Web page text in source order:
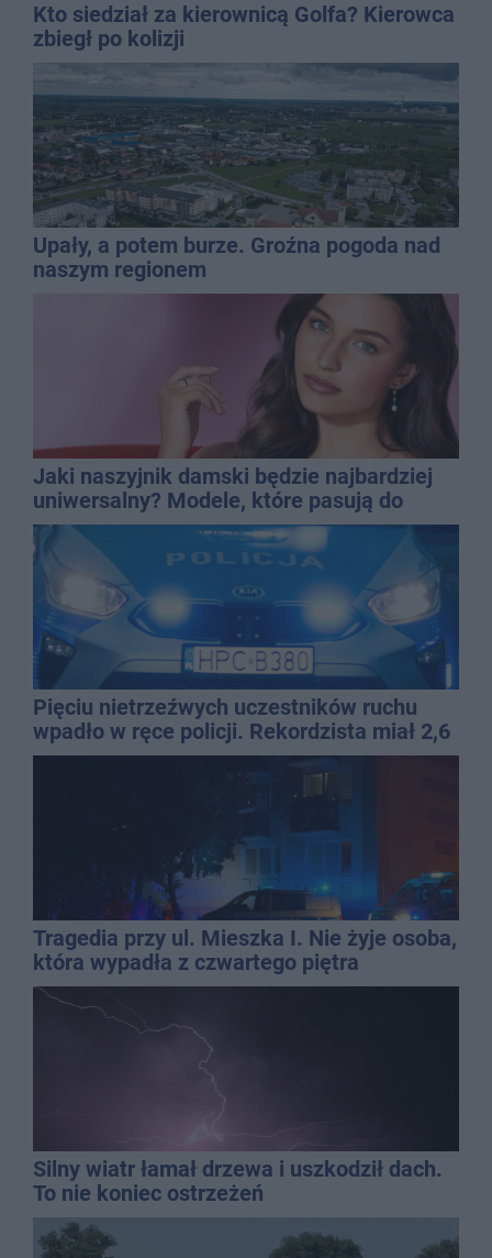
Kto siedział za kierownicą Golfa? Kierowca
zbiegł po kolizji
Upały, a potem burze. Groźna pogoda nad
naszym regionem
Jaki naszyjnik damski będzie najbardziej
uniwersalny? Modele, które pasują do
wielu stylizacji
Pięciu nietrzeźwych uczestników ruchu
wpadło w ręce policji. Rekordzista miał 2,6
promila
Tragedia przy ul. Mieszka I. Nie żyje osoba,
która wypadła z czwartego piętra
Silny wiatr łamał drzewa i uszkodził dach.
To nie koniec ostrzeżeń